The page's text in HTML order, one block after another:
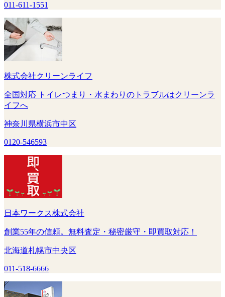
011-611-1551
株式会社クリーンライフ
全国対応 トイレつまり・水まわりのトラブルはクリーンラ
イフへ
神奈川県横浜市中区
0120-546593
日本ワークス株式会社
創業55年の信頼。無料査定・秘密厳守・即買取対応！
北海道札幌市中央区
011-518-6666